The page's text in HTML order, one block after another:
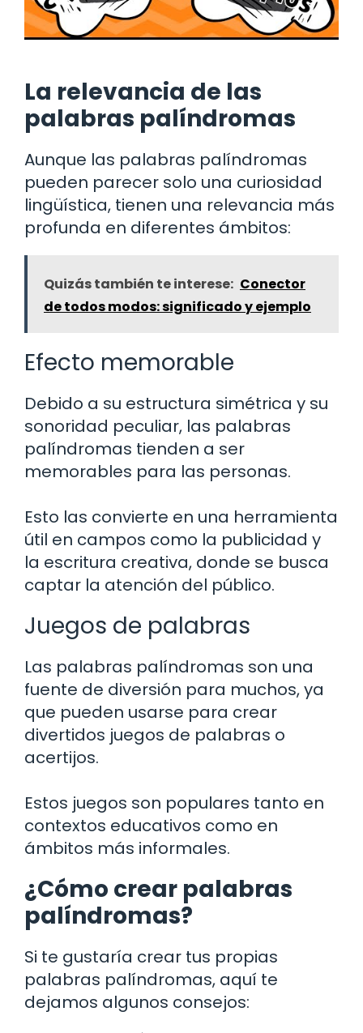
La relevancia de las
palabras palíndromas
Aunque las palabras palíndromas
pueden parecer solo una curiosidad
lingüística, tienen una relevancia más
profunda en diferentes ámbitos:
Quizás también te interese: Conector
de todos modos: significado y ejemplo
Efecto memorable
Debido a su estructura simétrica y su
sonoridad peculiar, las palabras
palíndromas tienden a ser
memorables para las personas.
Esto las convierte en una herramienta
útil en campos como la publicidad y
la escritura creativa, donde se busca
captar la atención del público.
Juegos de palabras
Las palabras palíndromas son una
fuente de diversión para muchos, ya
que pueden usarse para crear
divertidos juegos de palabras o
acertijos.
Estos juegos son populares tanto en
contextos educativos como en
ámbitos más informales.
¿Cómo crear palabras
palíndromas?
Si te gustaría crear tus propias
palabras palíndromas, aquí te
dejamos algunos consejos: